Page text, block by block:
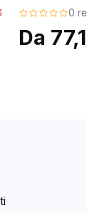
0
Da